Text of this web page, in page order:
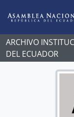
ARCHIVO
DEL ECUADOR